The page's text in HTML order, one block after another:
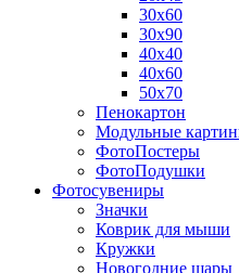
30х60
30х90
40х40
40х60
50х70
Пенокартон
Модульные
ФотоПостеры
ФотоПодушки
Фотоcувениры
Значки
Коврик для мыши
Кружки
Новогодние шары